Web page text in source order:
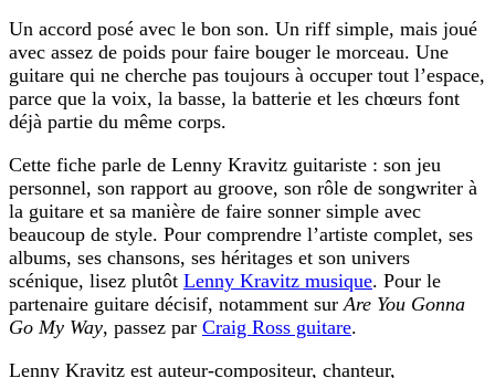
Un accord posé avec le bon son. Un riff simple, mais joué
avec assez de poids pour faire bouger le morceau. Une
guitare qui ne cherche pas toujours à occuper tout l’espace,
parce que la voix, la basse, la batterie et les chœurs font
déjà partie du même corps.
Cette fiche parle de Lenny Kravitz guitariste : son jeu
personnel, son rapport au groove, son rôle de songwriter à
la guitare et sa manière de faire sonner simple avec
beaucoup de style. Pour comprendre l’artiste complet, ses
albums, ses chansons, ses héritages et son univers
scénique, lisez plutôt Lenny Kravitz musique. Pour le
partenaire guitare décisif, notamment sur Are You Gonna
Go My Way, passez par Craig Ross guitare.
Lenny Kravitz est auteur-compositeur, chanteur,